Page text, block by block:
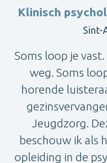
Klinisch
Sint-
Soms loop je
weg. Soms
horende
Jeugdzorg.
beschouw ik als
opleiding in de